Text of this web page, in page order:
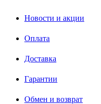
Новости и акции
Оплата
Доставка
Гарантии
Обмен и возврат